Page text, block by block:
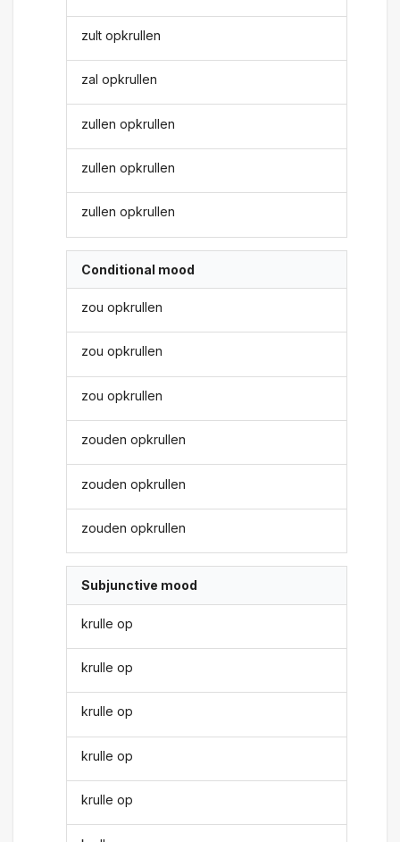
zult opkrullen
zal opkrullen
zullen opkrullen
zullen opkrullen
zullen opkrullen
Conditional mood
zou opkrullen
zou opkrullen
zou opkrullen
zouden opkrullen
zouden opkrullen
zouden opkrullen
Subjunctive mood
krulle op
krulle op
krulle op
krulle op
krulle op